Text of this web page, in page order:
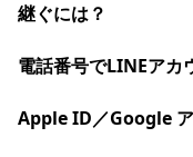
継ぐには？
電話番号でLINEアカ
Apple ID／Google